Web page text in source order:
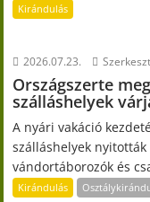
Kirándulás
2026.07.23.
Országszerte
szálláshelyek
A nyári vakáció
szálláshelyek
vándortáborozók és
Kirándulás